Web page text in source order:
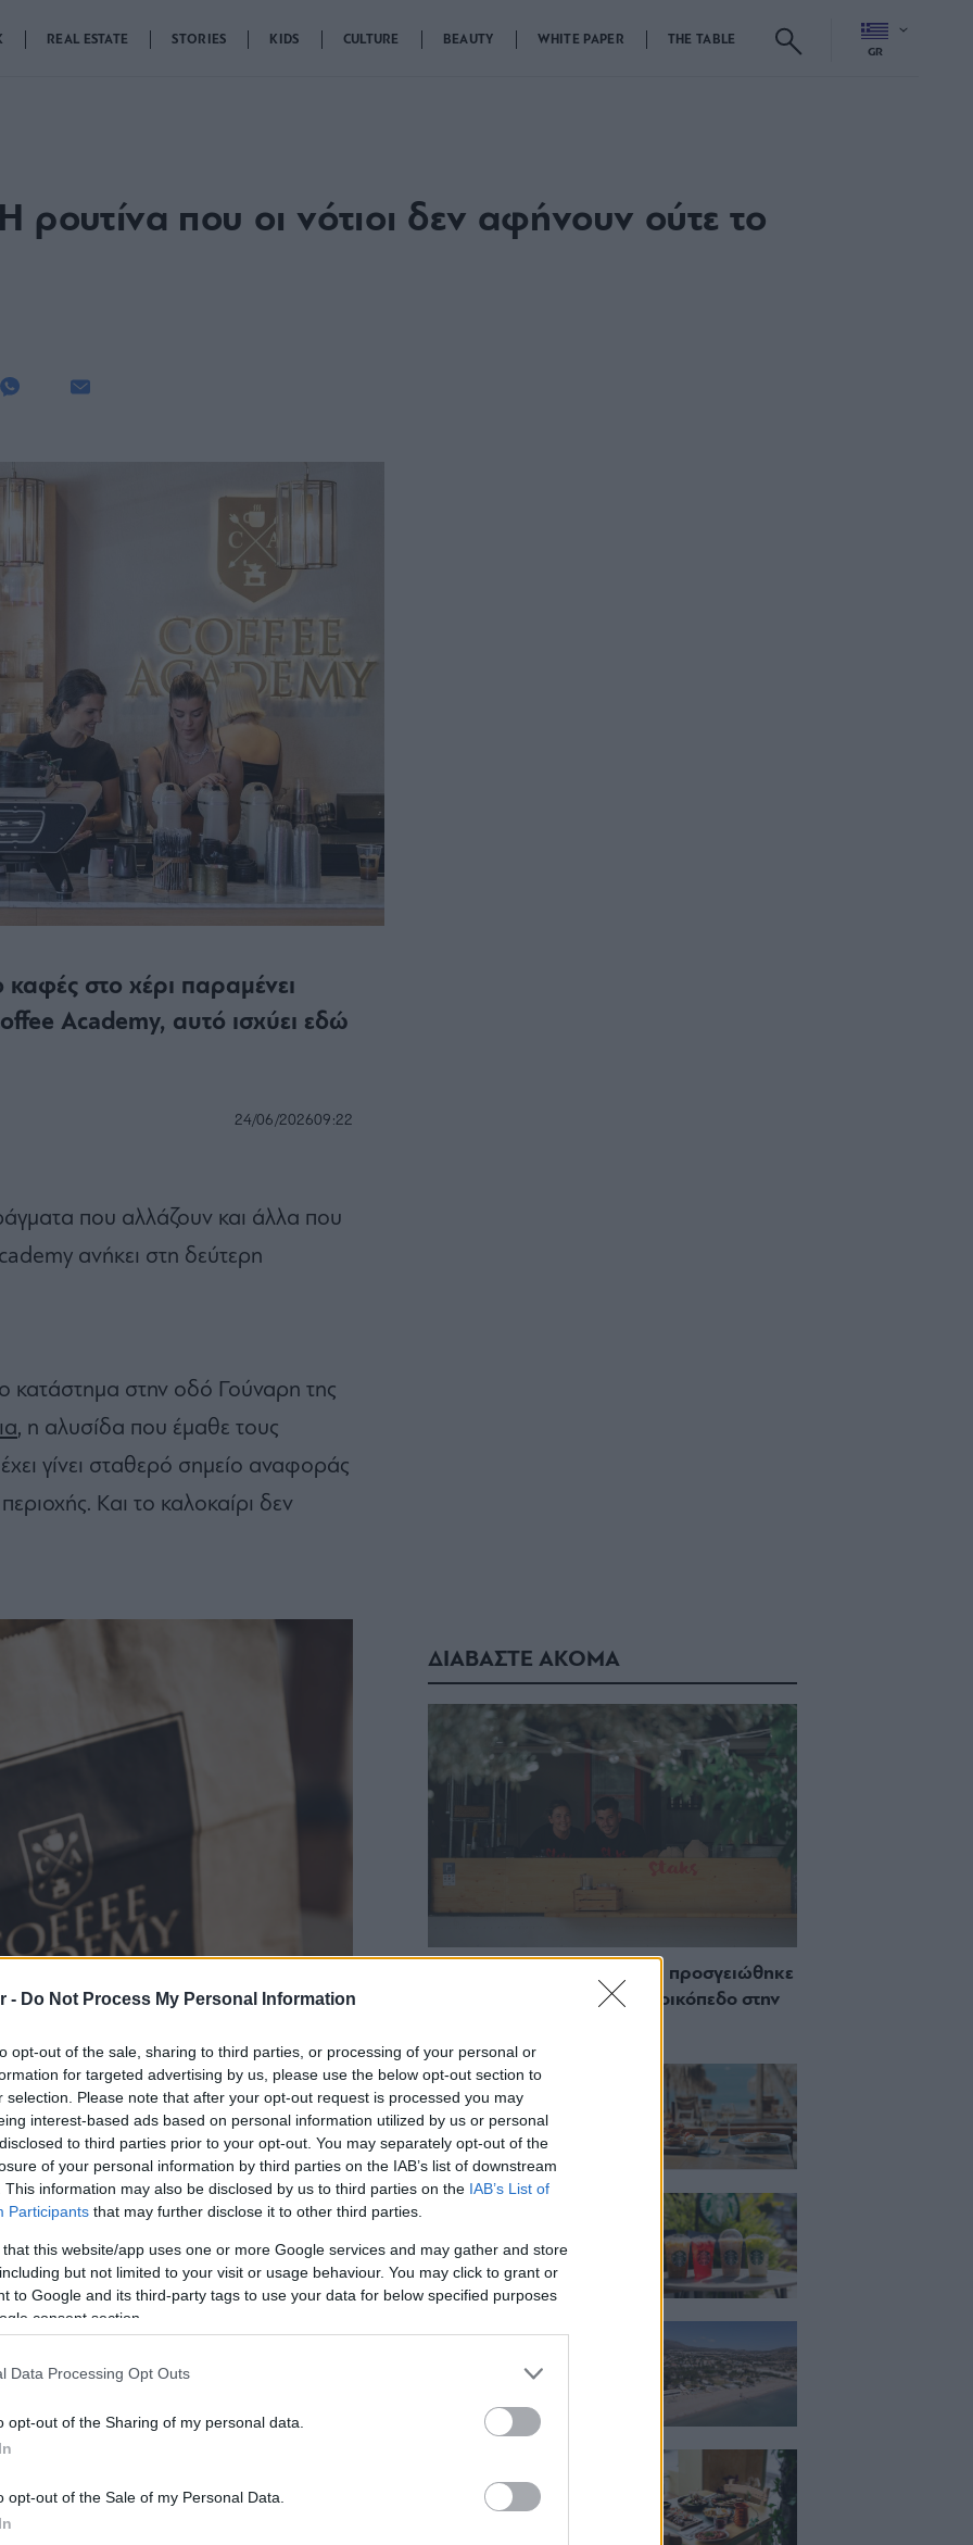
- Do Not Process My Personal Information
opt-out of the sale, sharing to third parties, or processing of your personal or
for targeted advertising by us, please use the below opt-out section to
selection. Please note that after your opt-out request is processed you may
interest-based ads based on personal information utilized by us or personal
to third parties prior to your opt-out. You may separately opt-out of the
of your personal information by third parties on the IAB’s list of downstream
This information may also be disclosed by us to third parties on the IAB’s List of
Participants that may further disclose it to other third parties.
that this website/app uses one or more Google services and may gather and store
but not limited to your visit or usage behaviour. You may click to grant or
to Google and its third-party tags to use your data for below specified purposes
consent section.
Data Processing Opt Outs
opt-out of the Sharing of my personal data.
opt-out of the Sale of my Personal Data.
REAL ESTATE STORIES KIDS CULTURE BEAUTY WHITE PAPER THE TABLE
GR
που οι νότιοι δεν αφήνουν ούτε το
καφές στο χέρι παραμένει
Academy, αυτό ισχύει εδώ
24/06/202609:22
που αλλάζουν και άλλα που
ανήκει στη δεύτερη
κατάστημα στην οδό Γούναρη της
, η αλυσίδα που έμαθε τους
γίνει σταθερό σημείο αναφοράς
Και το καλοκαίρι δεν
ΔΙΑΒΑΣΤΕ ΑΚΟΜΑ
Staks: Πώς μια cool καντίνα προσγειώθηκε
(και ρίζωσε) σε ένα αθέατο οικόπεδο στην
Από brunch μέχρι δείπνο
δίπλα στο κύμα: Γιατί στο
Bolivar πας (και) για το
φαγητό του
καλοκαίρι στα Starbucks
Πλαζ Βάρκιζας:
για την ιστορική πλαζ της
όπου το κρέας μιλάει πρώτο